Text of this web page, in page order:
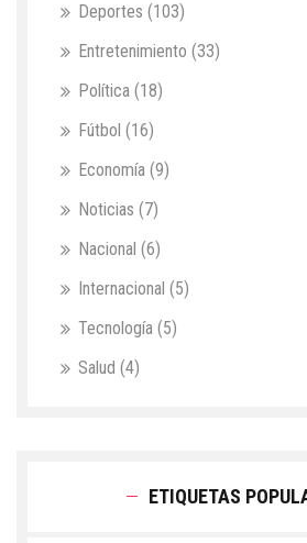
Deportes (103)
Entretenimiento (33)
Política (18)
Fútbol (16)
Economía (9)
Noticias (7)
Nacional (6)
Internacional (5)
Tecnología (5)
Salud (4)
ETIQUETAS